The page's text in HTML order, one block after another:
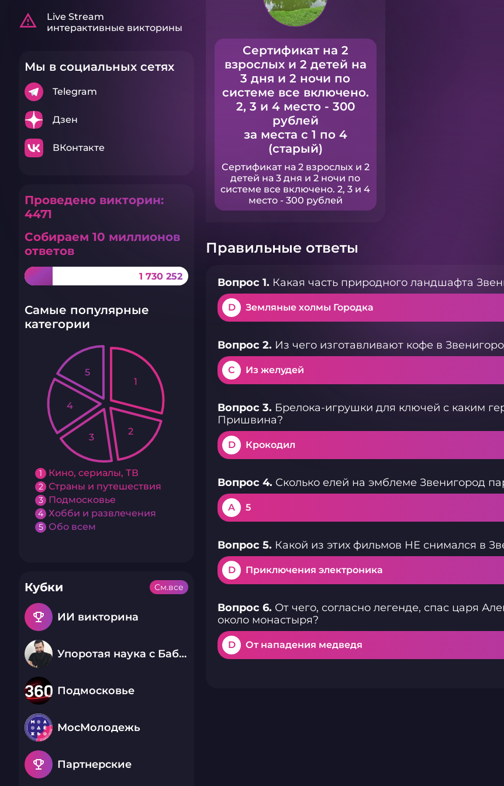
warning_amber
Live Stream
интерактивные викторины
Мы в социальных сетях
Telegram
Дзен
ВКонтакте
Проведено викторин:
4471
Собираем 10 миллионов
ответов
1 730 252
Самые популярные
категории
1 Кино, сериалы, ТВ
2 Страны и путешествия
3 Подмосковье
4 Хобби и развлечения
5 Обо всем
1
2
3
4
5
Кубки
emoji_events ИИ викторина
Упоротая наука с Бабаем Лютым
Подмосковье
МосМолодежь
emoji_events Партнерские
См.все
Cертификат на 2
взрослых и 2 детей на
3 дня и 2 ночи по
системе все включено.
2, 3 и 4 место - 300
рублей
за места с 1 по 4
(старый)
Cертификат на 2 взрослых и 2
детей на 3 дня и 2 ночи по
системе все включено. 2, 3 и 4
место - 300 рублей
Правильные ответы
Вопрос 1. Какая часть природного ландшафта
D Земляные холмы Городка
Вопрос 2. Из чего изготавливают кофе в
C Из желудей
Вопрос 3. Брелока-игрушки для ключей с каким
Пришвина?
D Крокодил
Вопрос 4. Сколько елей на эмблеме Звенигород
A 5
Вопрос 5. Какой из этих фильмов НЕ снимался в
D Приключения электроника
Вопрос 6. От чего, согласно легенде, спас царя
около монастыря?
D От нападения медведя